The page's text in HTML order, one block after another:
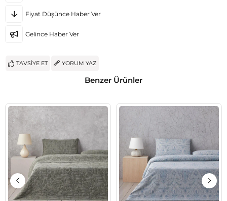
Fiyat Düşünce Haber Ver
Gelince Haber Ver
TAVSIYE ET YORUM YAZ
Benzer Ürünler